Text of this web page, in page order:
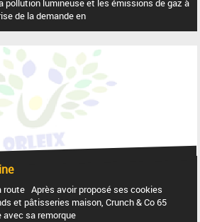
de la demande en
route Après avoir proposé ses cookies
et pâtisseries maison, Crunch & Co 65
sa remorque